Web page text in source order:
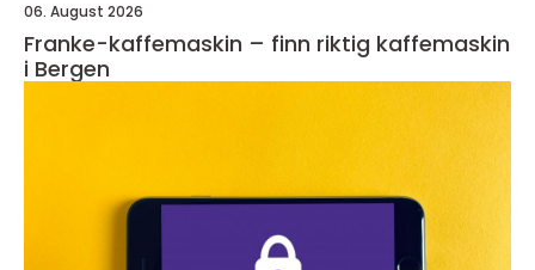
06. August 2026
Franke-kaffemaskin – finn riktig kaffemaskin
i Bergen